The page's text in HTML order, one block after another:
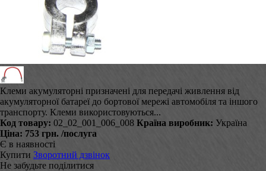
Клеми акумуляторні призначені для передачі живлення від
акумуляторної батареї до бортової мережі автомобіля та іншого
транспорту. Клеми використовуються...
Код товару: 02_02_001_006_008 Країна виробник: Україна
Ціна: 753 грн. /послуга
Є в наявності
Купити Зворотний дзвінок
Не забудьте поділитися